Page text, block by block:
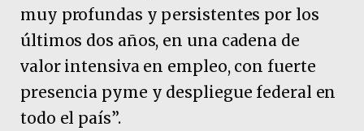
muy profundas y persistentes por los
últimos dos años, en una cadena de
valor intensiva en empleo, con fuerte
presencia pyme y despliegue federal en
todo el país”.